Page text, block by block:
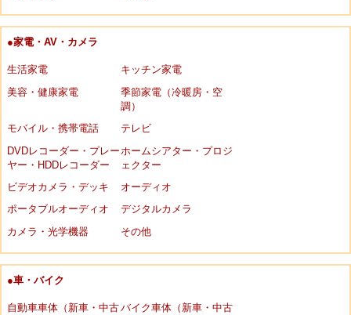
●家電・AV・カメラ
生活家電
キッチン家電
美容・健康家電
季節家電（冷暖房・空
調）
モバイル・携帯電話
テレビ
DVDレコーダー・プレー
ヤー・HDDレコーダー
ホームシアター・プロジ
ェクター
ビデオカメラ・デッキ
オーディオ
ポータブルオーディオ
デジタルカメラ
カメラ・光学機器
その他
●車・バイク
自動車車体（新車・中古バイク車体（新車・中古